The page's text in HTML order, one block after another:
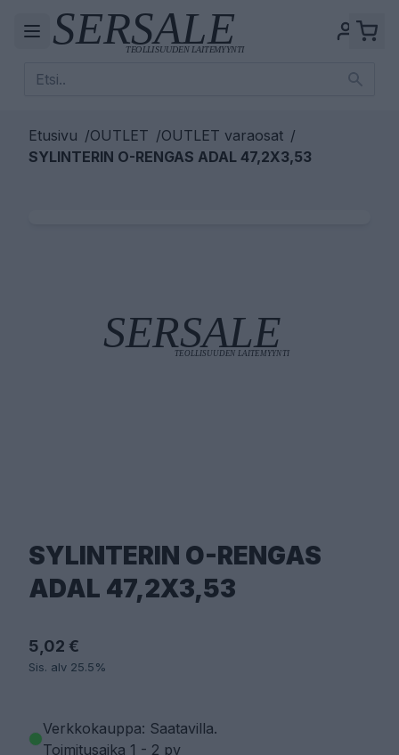
Etusivu /OUTLET /OUTLET varaosat /
SYLINTERIN O-RENGAS ADAL 47,2X3,53
SYLINTERIN O-RENGAS
ADAL 47,2X3,53
5,02 €
Sis. alv 25.5%
Verkkokauppa: Saatavilla.
Toimitusaika 1 - 2 pv